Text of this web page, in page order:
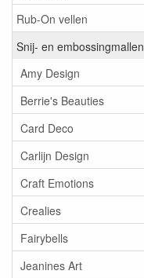
Rub-On vellen
Snij- en embossingmallen
Amy Design
Berrie's Beauties
Card Deco
Carlijn Design
Craft Emotions
Crealies
Fairybells
Jeanines Art